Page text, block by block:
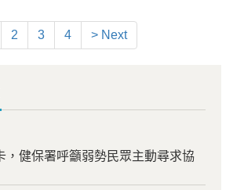
2 3 4 > Next
，健保署呼籲弱勢民眾主動尋求協